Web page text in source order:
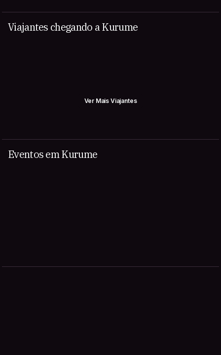
Viajantes chegando a Kurume
Ver Mais Viajantes
Eventos em Kurume